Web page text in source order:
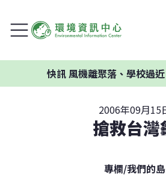
風機離聚落、學校過近 彰化福漢風
2006年09月15
搶救台灣
專欄/我們的島